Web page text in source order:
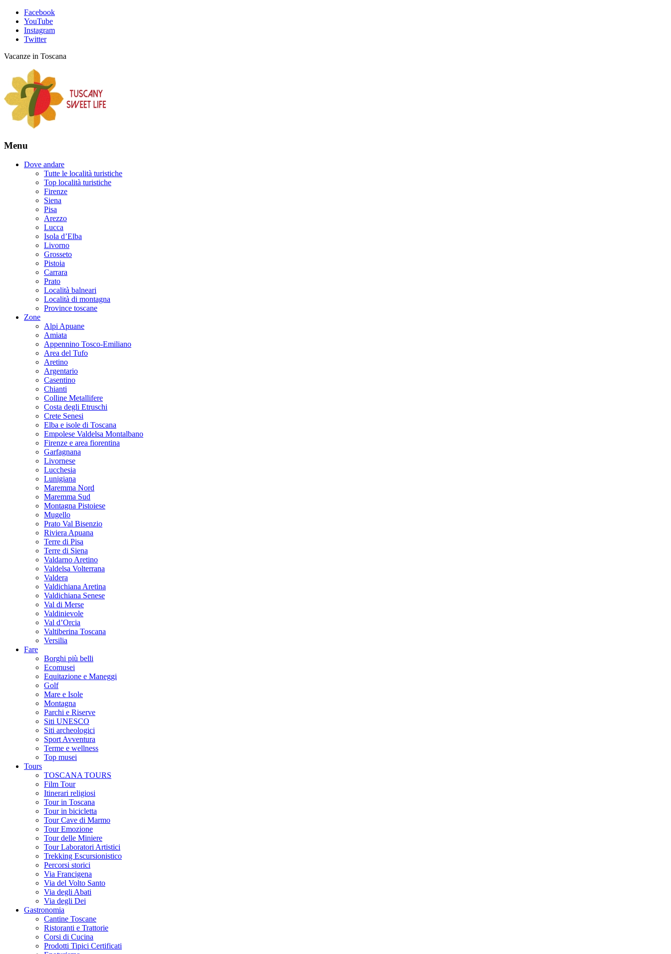
Facebook
YouTube
Instagram
Twitter
Vacanze in Toscana
Menu
Dove andare
Tutte le località turistiche
Top località turistiche
Firenze
Siena
Pisa
Arezzo
Lucca
Isola d’Elba
Livorno
Grosseto
Pistoia
Carrara
Prato
Località balneari
Località di montagna
Province toscane
Zone
Alpi Apuane
Amiata
Appennino Tosco-Emiliano
Area del Tufo
Aretino
Argentario
Casentino
Chianti
Colline Metallifere
Costa degli Etruschi
Crete Senesi
Elba e isole di Toscana
Empolese Valdelsa Montalbano
Firenze e area fiorentina
Garfagnana
Livornese
Lucchesia
Lunigiana
Maremma Nord
Maremma Sud
Montagna Pistoiese
Mugello
Prato Val Bisenzio
Riviera Apuana
Terre di Pisa
Terre di Siena
Valdarno Aretino
Valdelsa Volterrana
Valdera
Valdichiana Aretina
Valdichiana Senese
Val di Merse
Valdinievole
Val d’Orcia
Valtiberina Toscana
Versilia
Fare
Borghi più belli
Ecomusei
Equitazione e Maneggi
Golf
Mare e Isole
Montagna
Parchi e Riserve
Siti UNESCO
Siti archeologici
Sport Avventura
Terme e wellness
Top musei
Tours
TOSCANA TOURS
Film Tour
Itinerari religiosi
Tour in Toscana
Tour in bicicletta
Tour Cave di Marmo
Tour Emozione
Tour delle Miniere
Tour Laboratori Artistici
Trekking Escursionistico
Percorsi storici
Via Francigena
Via del Volto Santo
Via degli Abati
Via degli Dei
Gastronomia
Cantine Toscane
Ristoranti e Trattorie
Corsi di Cucina
Prodotti Tipici Certificati